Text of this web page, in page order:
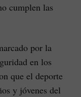
cumplen las
por la
en los
que el deporte
y jóvenes del